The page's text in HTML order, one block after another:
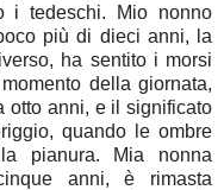
i tedeschi. Mio nonno
più di dieci anni, la
ha sentito i morsi
della giornata,
otto anni, e il significato
quando le ombre
pianura. Mia nonna
anni, è rimasta